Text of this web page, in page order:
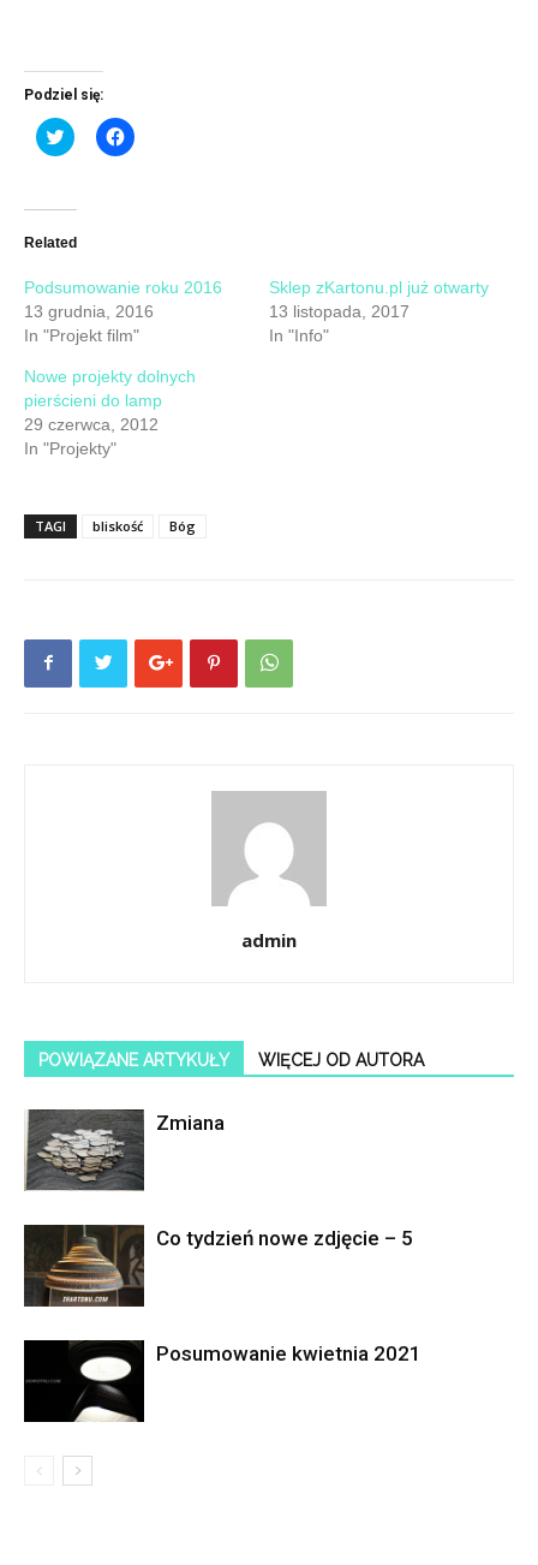
Podziel się:
Click
to
(Opens
new
Click
to
Related
Podsumowanie roku 2016
13 grudnia, 2016
In "Projekt film"
Sklep zKartonu.pl już otwarty
13 listopada, 2017
In "Info"
Nowe projekty dolnych
pierścieni do lamp
29 czerwca, 2012
In "Projekty"
TAGI bliskość Bóg
admin
POWIĄZANE ARTYKUŁY WIĘCEJ OD AUTORA
Zmiana
Co tydzień nowe zdjęcie – 5
Posumowanie kwietnia 2021